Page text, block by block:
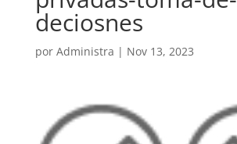
deciosnes
por Administra | Nov 13, 2023